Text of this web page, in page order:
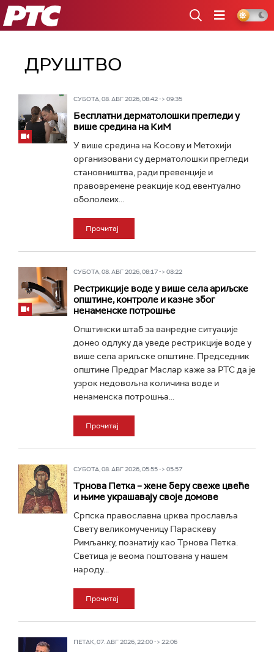
РТС
ДРУШТВО
СУБОТА, 08. АВГ 2026, 08:42 -> 09:35
Бесплатни дерматолошки прегледи у
више средина на КиМ
У више средина на Косову и Метохији
организовани су дерматолошки прегледи
становништва, ради превенције и
правовремене реакције код евентуално
обололеих...
Прочитај
СУБОТА, 08. АВГ 2026, 08:17 -> 08:22
Рестрикције воде у више села ариљске
општине, контроле и казне због
ненаменске потрошње
Општински штаб за ванредне ситуације
донео одлуку да уведе рестрикције воде у
више села ариљске општине. Председник
општине Предраг Маслар каже за РТС да је
узрок недовољна количина воде и
ненаменска потрошња...
Прочитај
СУБОТА, 08. АВГ 2026, 05:55 -> 05:57
Трнова Петка – жене беру свеже цвеће
и њиме украшавају своје домове
Српска православна црква прославља
Свету великомученицу Параскеву
Римљанку, познатију као Трнова Петка.
Светица је веома поштована у нашем
народу...
Прочитај
ПЕТАК, 07. АВГ 2026, 22:00 -> 22:06